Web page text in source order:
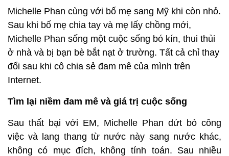
Michelle Phan cùng với bố mẹ sang Mỹ khi còn nhỏ.
Sau khi bố mẹ chia tay và mẹ lấy chồng mới,
Michelle Phan sống một cuộc sống bó kín, thui thủi
ở nhà và bị bạn bè bắt nạt ở trường. Tất cả chỉ thay
đổi sau khi cô chia sẻ đam mê của mình trên
Internet.
Tìm lại niềm đam mê và giá trị cuộc sống
Sau thất bại với EM, Michelle Phan dứt bỏ công
việc và lang thang từ nước này sang nước khác,
không có mục đích, không tính toán. Sau nhiều